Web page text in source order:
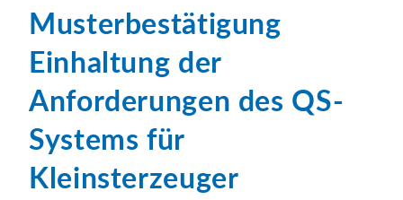
Musterbestätigung
Einhaltung der
Anforderungen des QS-
Systems für
Kleinsterzeuger